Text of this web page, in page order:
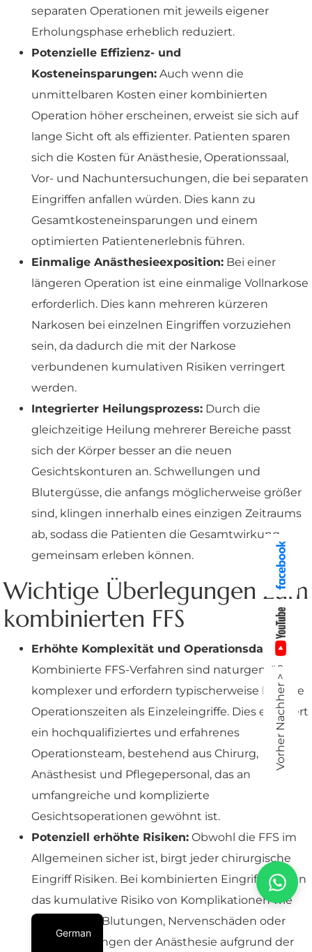
separaten Operationen mit jeweils eigener
Erholungsphase erheblich reduziert.
Potenzielle Effizienz- und
Kosteneinsparungen: Auch wenn die
unmittelbaren Kosten einer kombinierten
Operation höher erscheinen, erweist sie sich auf
lange Sicht oft als effizienter. Patienten sparen
sich die Kosten für Anästhesie, Operationssaal,
Vor- und Nachuntersuchungen, die bei separaten
Eingriffen anfallen würden. Dies kann zu
Gesamtkosteneinsparungen und einem
optimierten Patientenerlebnis führen.
Einmalige Anästhesieexposition: Bei einer
längeren Operation ist eine einmalige Vollnarkose
erforderlich. Dies kann mehreren kürzeren
Narkosen bei einzelnen Eingriffen vorzuziehen
sein, da dadurch die mit der Narkose
verbundenen kumulativen Risiken verringert
werden.
Integrierter Heilungsprozess: Durch die
gleichzeitige Heilung mehrerer Bereiche passt
sich der Körper besser an die neuen
Gesichtskonturen an. Schwellungen und
Blutergüsse, die anfangs möglicherweise größer
sind, klingen innerhalb eines einzigen Zeitraums
ab, sodass die Patienten die Gesamtwirkung
gemeinsam erleben können.
Wichtige Überlegungen zum
kombinierten FFS
Erhöhte Komplexität und Operationsdauer:
Kombinierte FFS-Verfahren sind naturgemäß
komplexer und erfordern typischerweise längere
Operationszeiten als Einzeleingriffe. Dies erfordert
ein hochqualifiziertes und erfahrenes
Operationsteam, bestehend aus Chirurg,
Anästhesist und Pflegepersonal, das an
umfangreiche und komplizierte
Gesichtsoperationen gewöhnt ist.
Potenziell erhöhte Risiken: Obwohl die FFS im
Allgemeinen sicher ist, birgt jeder chirurgische
Eingriff Risiken. Bei kombinierten Eingriffen kann
das kumulative Risiko von Komplikationen wie
Infektionen, Blutungen, Nervenschäden oder
Nebenwirkungen der Anästhesie aufgrund der
Vorher Nachher >
German